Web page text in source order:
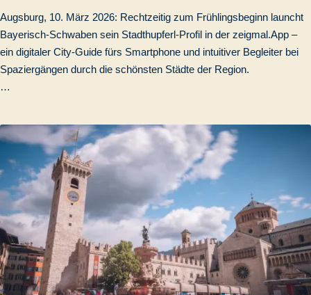
Augsburg, 10. März 2026: Rechtzeitig zum Frühlingsbeginn launcht
Bayerisch-Schwaben sein Stadthupferl-Profil in der zeigmal.App –
ein digitaler City-Guide fürs Smartphone und intuitiver Begleiter bei
Spaziergängen durch die schönsten Städte der Region.
…